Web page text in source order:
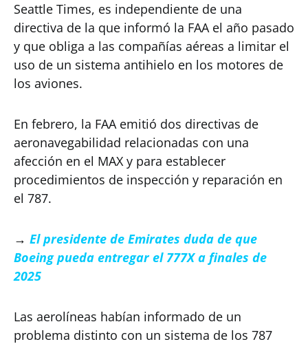
Seattle Times, es independiente de una
directiva de la que informó la FAA el año pasado
y que obliga a las compañías aéreas a limitar el
uso de un sistema antihielo en los motores de
los aviones.
En febrero, la FAA emitió dos directivas de
aeronavegabilidad relacionadas con una
afección en el MAX y para establecer
procedimientos de inspección y reparación en
el 787.
→ El presidente de Emirates duda de que
Boeing pueda entregar el 777X a finales de
2025
Las aerolíneas habían informado de un
problema distinto con un sistema de los 787